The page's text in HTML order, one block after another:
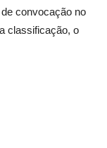
convocação no
classificação, o